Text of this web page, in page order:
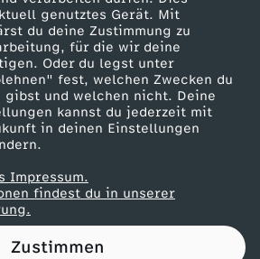
genutztes Gerät. Mit
du deine Zustimmung zu
für die wir deine
Oder du legst unter
fest, welchen Zwecken du
gibst und welchen nicht. Deine
kannst du jederzeit mit
in deinen Einstellungen
Impressum.
findest du in unserer
Zustimmen